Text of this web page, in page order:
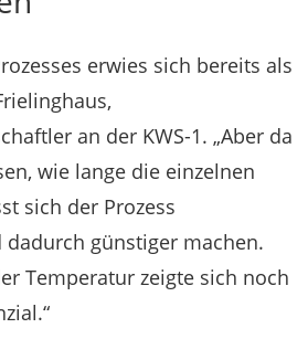
erwies sich bereits als
an der KWS-1. „Aber da
wie lange die einzelnen
sich der Prozess
günstiger machen.
Temperatur zeigte sich noch